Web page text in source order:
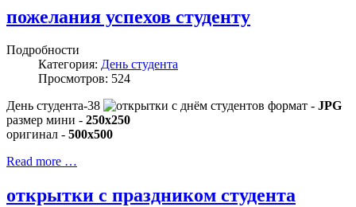
пожелания успехов студенту
Подробности
Категория: День студента
Просмотров: 524
День студента-38
формат - JPG
размер мини - 250x250
оригинал - 500x500
Read more …
открытки с праздником студента